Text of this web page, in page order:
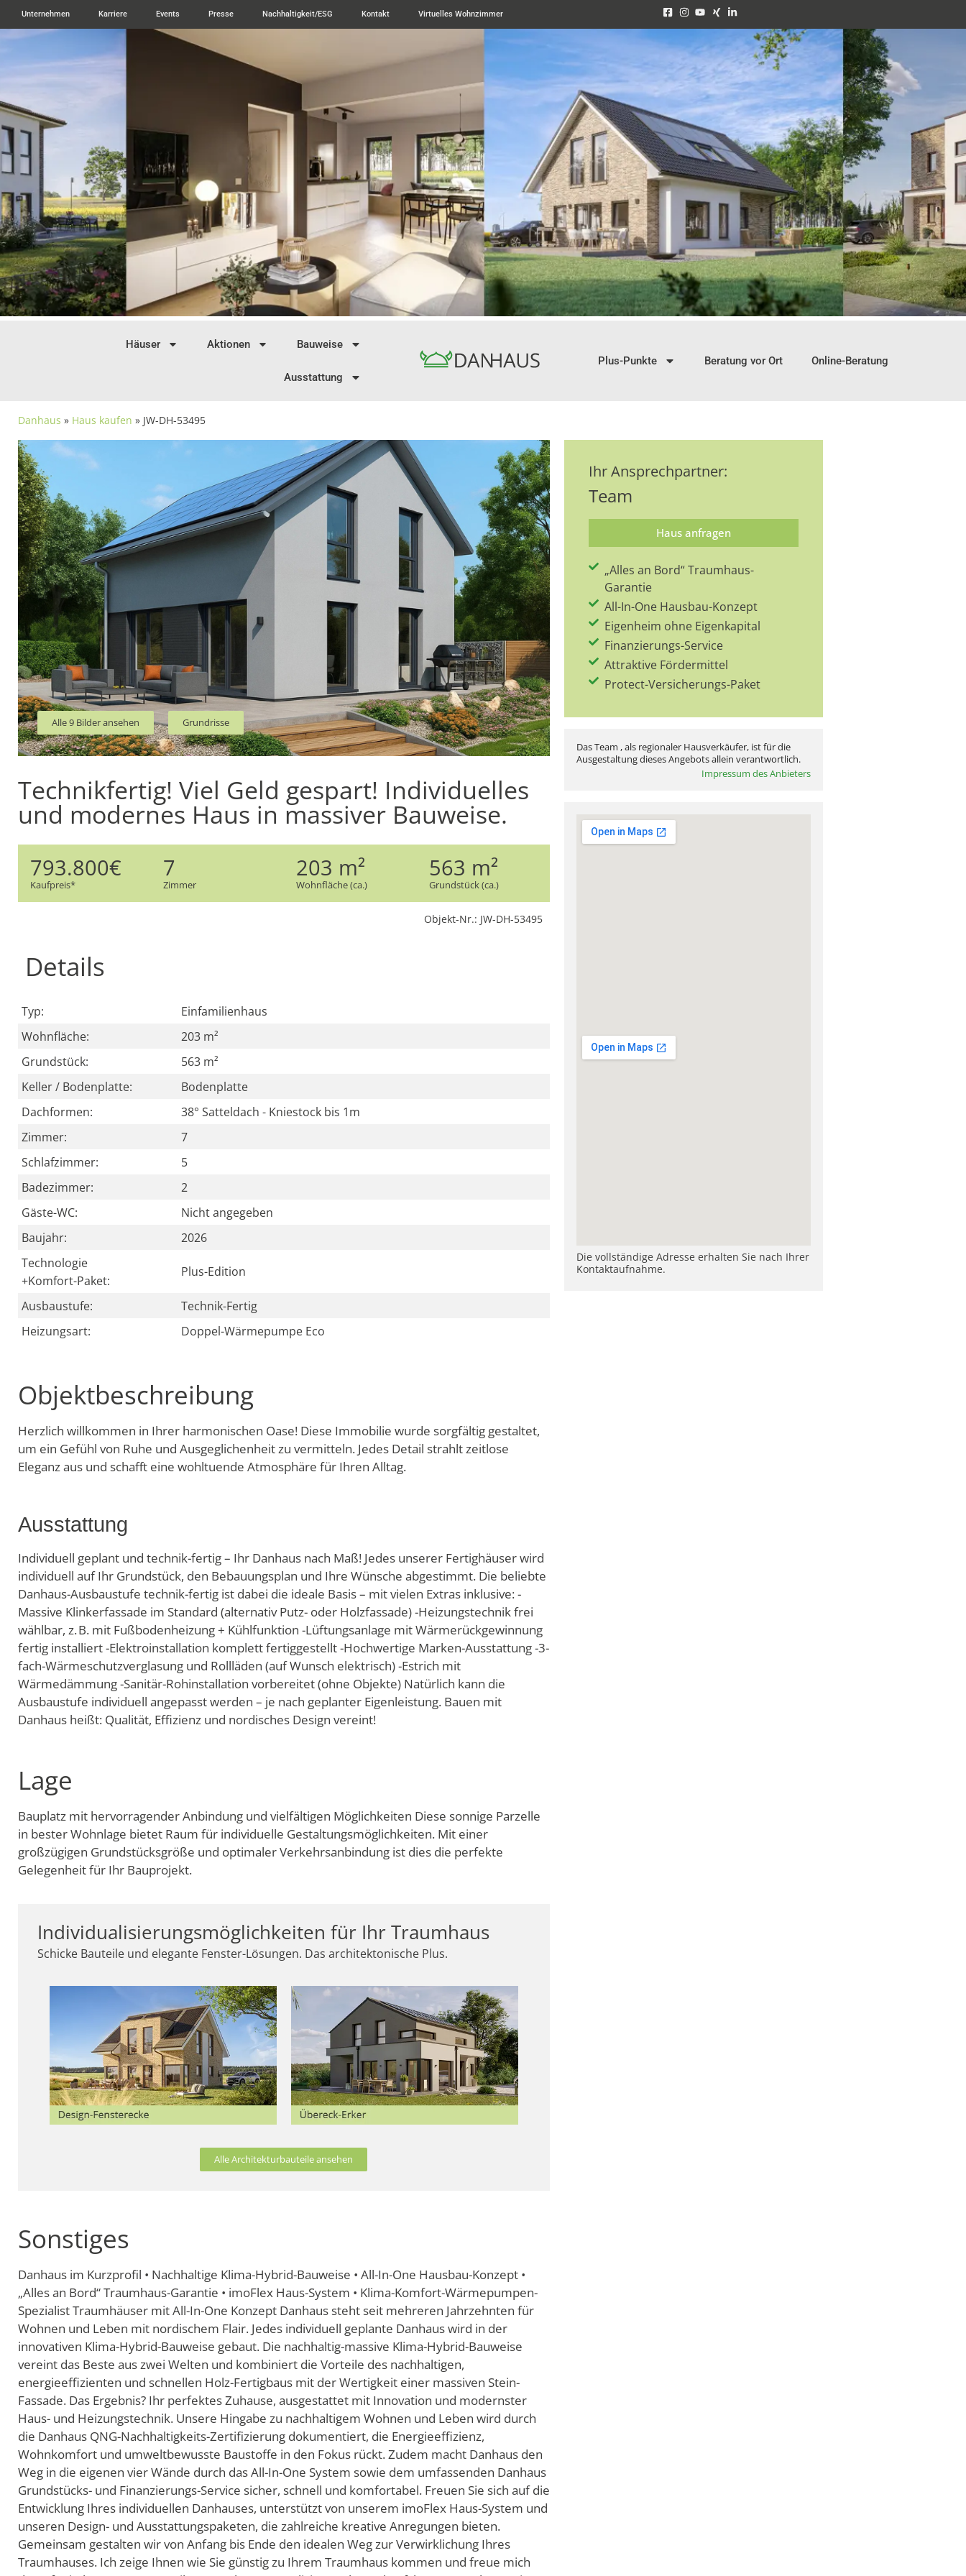
Unternehmen Karriere Events Presse Nachhaltigkeit/ESG Kontakt Virtuelles Wohnzimmer
Häuser Aktionen Bauweise
Ausstattung
Plus-Punkte Beratung vor Ort Online-Beratung
Danhaus » Haus kaufen » JW-DH-53495
Alle 9 Bilder ansehen Grundrisse
Technikfertig! Viel Geld gespart! Individuelles
und modernes Haus in massiver Bauweise.
793.800€
Kaufpreis*
7
Zimmer
203 m²
Wohnfläche (ca.)
563 m²
Grundstück (ca.)
Objekt-Nr.: JW-DH-53495
Details
Typ:
Einfamilienhaus
Wohnfläche:
203 m²
Grundstück:
563 m²
Keller / Bodenplatte:
Bodenplatte
Dachformen:
38° Satteldach - Kniestock bis 1m
Zimmer:
7
Schlafzimmer:
5
Badezimmer:
2
Gäste-WC:
Nicht angegeben
Baujahr:
2026
Technologie
+Komfort-Paket:
Plus-Edition
Ausbaustufe:
Technik-Fertig
Heizungsart:
Doppel-Wärmepumpe Eco
Ihr Ansprechpartner:
Team
Haus anfragen
„Alles an Bord“ Traumhaus-
Garantie
All-In-One Hausbau-Konzept
Eigenheim ohne Eigenkapital
Finanzierungs-Service
Attraktive Fördermittel
Protect-Versicherungs-Paket
Das Team , als regionaler Hausverkäufer, ist für die
Ausgestaltung dieses Angebots allein verantwortlich.
Impressum des Anbieters
Die vollständige Adresse erhalten Sie nach Ihrer
Kontaktaufnahme.
Objektbeschreibung
Herzlich willkommen in Ihrer harmonischen Oase! Diese Immobilie wurde sorgfältig gestaltet,
um ein Gefühl von Ruhe und Ausgeglichenheit zu vermitteln. Jedes Detail strahlt zeitlose
Eleganz aus und schafft eine wohltuende Atmosphäre für Ihren Alltag.
Ausstattung
Individuell geplant und technik-fertig – Ihr Danhaus nach Maß! Jedes unserer Fertighäuser wird
individuell auf Ihr Grundstück, den Bebauungsplan und Ihre Wünsche abgestimmt. Die beliebte
Danhaus-Ausbaustufe technik-fertig ist dabei die ideale Basis – mit vielen Extras inklusive: -
Massive Klinkerfassade im Standard (alternativ Putz- oder Holzfassade) -Heizungstechnik frei
wählbar, z. B. mit Fußbodenheizung + Kühlfunktion -Lüftungsanlage mit Wärmerückgewinnung
fertig installiert -Elektroinstallation komplett fertiggestellt -Hochwertige Marken-Ausstattung -3-
fach-Wärmeschutzverglasung und Rollläden (auf Wunsch elektrisch) -Estrich mit
Wärmedämmung -Sanitär-Rohinstallation vorbereitet (ohne Objekte) Natürlich kann die
Ausbaustufe individuell angepasst werden – je nach geplanter Eigenleistung. Bauen mit
Danhaus heißt: Qualität, Effizienz und nordisches Design vereint!
Lage
Bauplatz mit hervorragender Anbindung und vielfältigen Möglichkeiten Diese sonnige Parzelle
in bester Wohnlage bietet Raum für individuelle Gestaltungsmöglichkeiten. Mit einer
großzügigen Grundstücksgröße und optimaler Verkehrsanbindung ist dies die perfekte
Gelegenheit für Ihr Bauprojekt.
Individualisierungsmöglichkeiten für Ihr Traumhaus
Schicke Bauteile und elegante Fenster-Lösungen. Das architektonische Plus.
Alle Architekturbauteile ansehen
Sonstiges
Danhaus im Kurzprofil • Nachhaltige Klima-Hybrid-Bauweise • All-In-One Hausbau-Konzept •
„Alles an Bord“ Traumhaus-Garantie • imoFlex Haus-System • Klima-Komfort-Wärmepumpen-
Spezialist Traumhäuser mit All-In-One Konzept Danhaus steht seit mehreren Jahrzehnten für
Wohnen und Leben mit nordischem Flair. Jedes individuell geplante Danhaus wird in der
innovativen Klima-Hybrid-Bauweise gebaut. Die nachhaltig-massive Klima-Hybrid-Bauweise
vereint das Beste aus zwei Welten und kombiniert die Vorteile des nachhaltigen,
energieeffizienten und schnellen Holz-Fertigbaus mit der Wertigkeit einer massiven Stein-
Fassade. Das Ergebnis? Ihr perfektes Zuhause, ausgestattet mit Innovation und modernster
Haus- und Heizungstechnik. Unsere Hingabe zu nachhaltigem Wohnen und Leben wird durch
die Danhaus QNG-Nachhaltigkeits-Zertifizierung dokumentiert, die Energieeffizienz,
Wohnkomfort und umweltbewusste Baustoffe in den Fokus rückt. Zudem macht Danhaus den
Weg in die eigenen vier Wände durch das All-In-One System sowie dem umfassenden Danhaus
Grundstücks- und Finanzierungs-Service sicher, schnell und komfortabel. Freuen Sie sich auf die
Entwicklung Ihres individuellen Danhauses, unterstützt von unserem imoFlex Haus-System und
unseren Design- und Ausstattungspaketen, die zahlreiche kreative Anregungen bieten.
Gemeinsam gestalten wir von Anfang bis Ende den idealen Weg zur Verwirklichung Ihres
Traumhauses. Ich zeige Ihnen wie Sie günstig zu Ihrem Traumhaus kommen und freue mich